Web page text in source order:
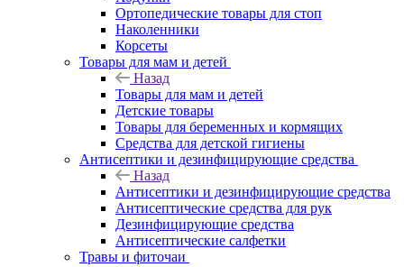
Ортопедические товары для стоп
Наколенники
Корсеты
Товары для мам и детей
Назад
Товары для мам и детей
Детские товары
Товары для беременных и кормящих
Средства для детской гигиены
Антисептики и дезинфицирующие средства
Назад
Антисептики и дезинфицирующие средства
Антисептические средства для рук
Дезинфицирующие средства
Антисептические салфетки
Травы и фиточаи